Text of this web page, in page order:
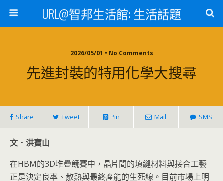
URL@智邦生活館: 生活話題
2026/05/01 • No Comments
先進封裝的特用化學大搜尋
Share Tweet Pin Mail SMS
文．洪寶山
在HBM的3D堆疊競賽中，晶片間的填縫材料與接合工藝
正是決定良率、散熱與最終產能的生死線。目前市場上明